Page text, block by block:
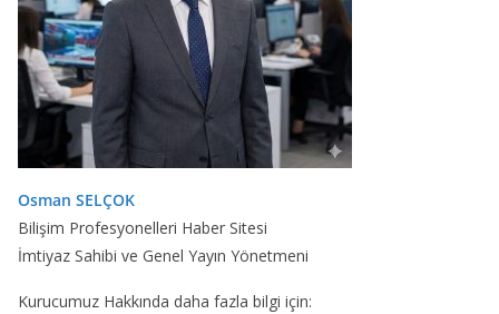
Osman SELÇOK
Bilişim Profesyonelleri Haber Sitesi
İmtiyaz Sahibi ve Genel Yayın Yönetmeni
Kurucumuz Hakkında daha fazla bilgi için: